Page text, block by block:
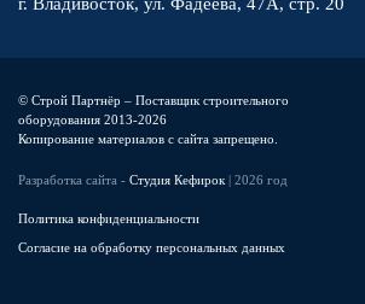
© Строй Партнёр – Поставщик строительного
оборудования 2013-2026
Копирование материалов с сайта запрещено.
Разработка сайта - Студия Кефирок | 2026 год
Политика конфиденциальности
Согласие на обработку персональных данных